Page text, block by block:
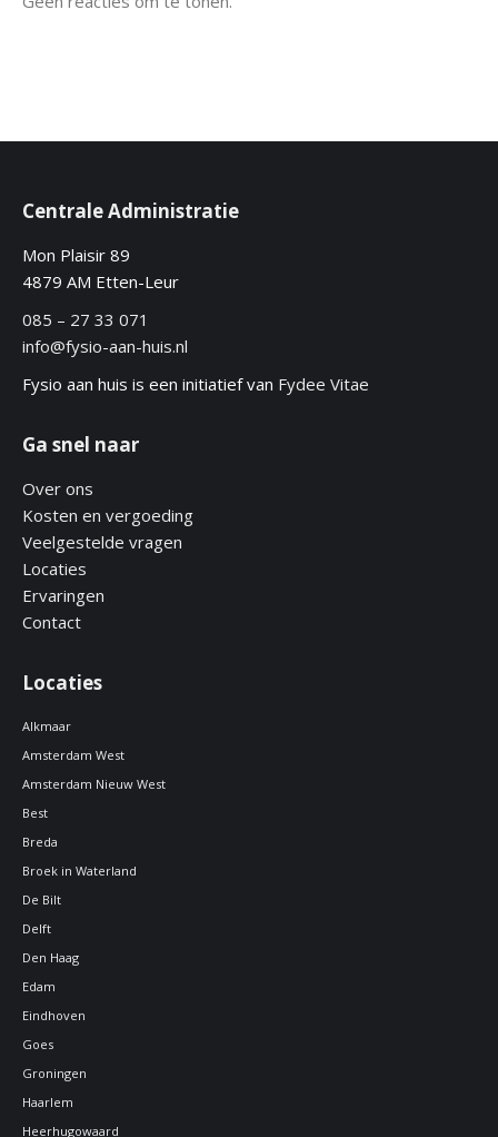
Centrale Administratie
Mon Plaisir 89
4879 AM Etten-Leur
085 – 27 33 071
info@fysio-aan-huis.nl
Fysio aan huis is een initiatief van Fydee Vitae
Ga snel naar
Over ons
Kosten en vergoeding
Veelgestelde vragen
Locaties
Ervaringen
Contact
Locaties
Alkmaar
Amsterdam West
Amsterdam Nieuw West
Best
Breda
Broek in Waterland
De Bilt
Delft
Den Haag
Edam
Eindhoven
Goes
Groningen
Haarlem
Heerhugowaard